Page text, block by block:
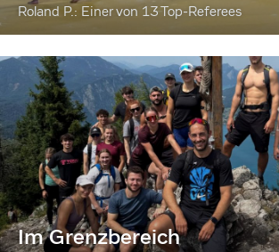
Roland P.: Einer von 13 Top-Referees
Im Grenzbereich